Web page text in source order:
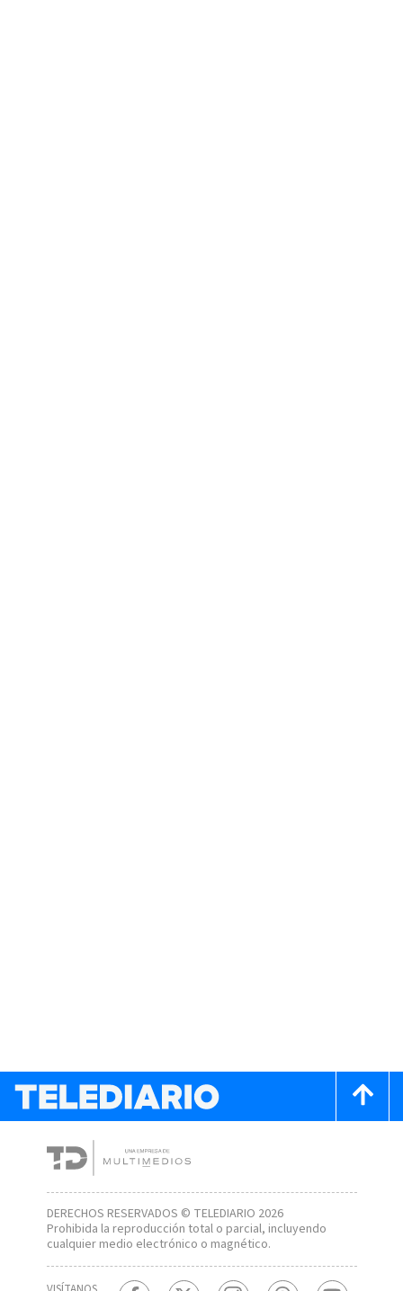
DERECHOS RESERVADOS © TELEDIARIO 2026
Prohibida la reproducción total o parcial, incluyendo
cualquier medio electrónico o magnético.